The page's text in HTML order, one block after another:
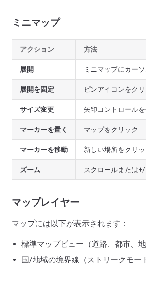
ミニマップ
アクション 方法
展開 ミニマップにカー
展開を固定 ピンアイコンをクリ
サイズ変更 矢印コントロールを
マーカーを置く マップをクリック
マーカーを移動 新しい場所をクリッ
ズーム スクロールまたは
マップレイヤー
マップには以下が表示されます：
標準マップビュー（道路、都市、地
国/地域の境界線（ストリークモー